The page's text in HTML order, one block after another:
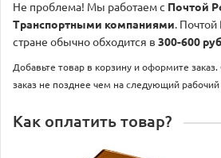
Не проблема! Мы работаем с Почтой
Транспортными компаниями. Почтой
стране обычно обходится в 300-600 руб
Добавьте товар в корзину и оформите
заказ не позднее чем на следующий рабочий
Как оплатить товар?